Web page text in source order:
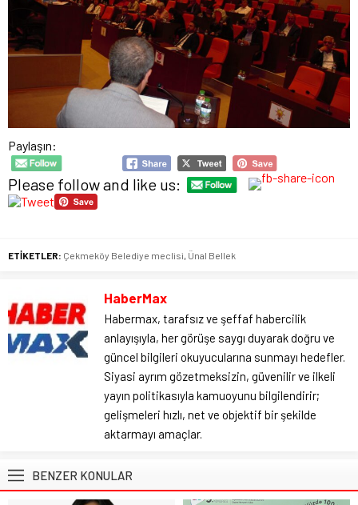
Paylaşın:
Please follow and like us:
ETİKETLER: Çekmeköy Belediye meclisi, Ünal Bellek
HaberMax
Habermax, tarafsız ve şeffaf habercilik
anlayışıyla, her görüşe saygı duyarak doğru ve
güncel bilgileri okuyucularına sunmayı hedefler.
Siyasi ayrım gözetmeksizin, güvenilir ve ilkeli
yayın politikasıyla kamuoyunu bilgilendirir;
gelişmeleri hızlı, net ve objektif bir şekilde
aktarmayı amaçlar.
BENZER KONULAR